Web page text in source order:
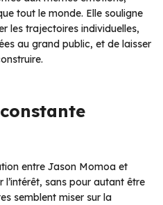
tout le monde. Elle souligne
les trajectoires individuelles,
au grand public, et de laisser
entre Jason Momoa et
l’intérêt, sans pour autant être
semblent miser sur la